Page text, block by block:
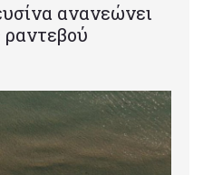
ανανεώνει
ραντεβού